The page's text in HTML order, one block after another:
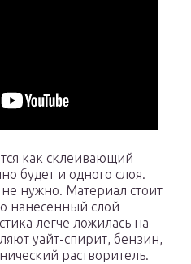
как склеивающий
будет и одного слоя.
нужно. Материал стоит
нанесенный слой
легче ложилась на
уайт-спирит, бензин,
растворитель.